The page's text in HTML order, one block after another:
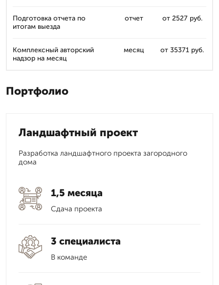
Подготовка отчета по
итогам выезда
отчет от 2527 руб.
Комплексный авторский
надзор на месяц
месяц от 35371 руб.
Портфолио
Ландшафтный проект
Разработка ландшафтного проекта загородного
дома
1,5 месяца
Сдача проекта
3 специалиста
В команде